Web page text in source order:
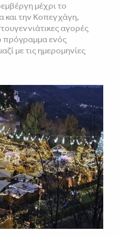
μέχρι το
την Κοπεγχάγη,
αγορές
πρόγραμμα ενός
με τις ημερομηνίες